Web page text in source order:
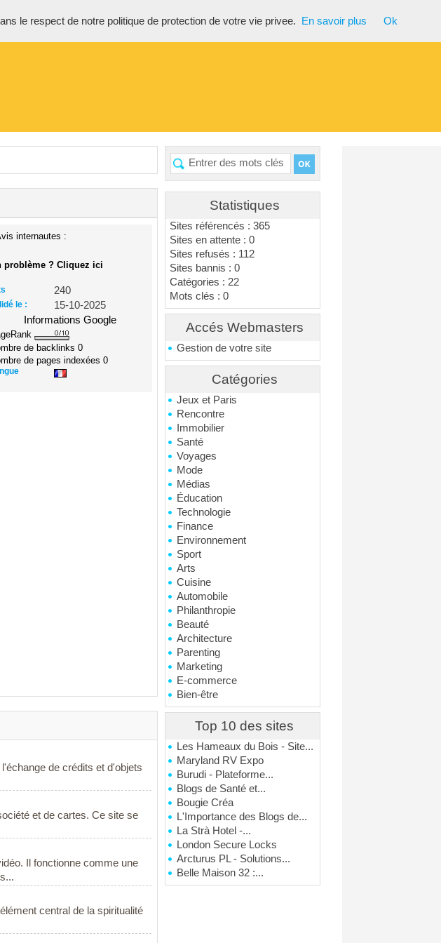
Statistiques
Sites référencés : 365
Sites en attente : 0
Sites refusés : 112
Sites bannis : 0
Catégories : 22
Mots clés : 0
Accés Webmasters
Gestion de votre site
Catégories
Jeux et Paris
Rencontre
Immobilier
Santé
Voyages
Mode
Médias
Éducation
Technologie
Finance
Environnement
Sport
Arts
Cuisine
Automobile
Philanthropie
Beauté
Architecture
Parenting
Marketing
E-commerce
Bien-être
Top 10 des sites
Les Hameaux du Bois - Site...
Maryland RV Expo
Burudi - Plateforme...
Blogs de Santé et...
Bougie Créa
L'Importance des Blogs de...
La Strà Hotel -...
London Secure Locks
Arcturus PL - Solutions...
Belle Maison 32 :...
internautes :
problème ? Cliquez ici
240
le :
15-10-2025
Informations Google
de backlinks0
de pages indexées0
de crédits et d'objets
et de cartes. Ce site se
Il fonctionne comme une
central de la spiritualité
le respect de notre politique de protection de votre vie privee. En savoir plus Ok